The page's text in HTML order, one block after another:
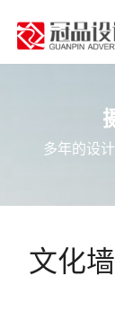
多年的设
文化